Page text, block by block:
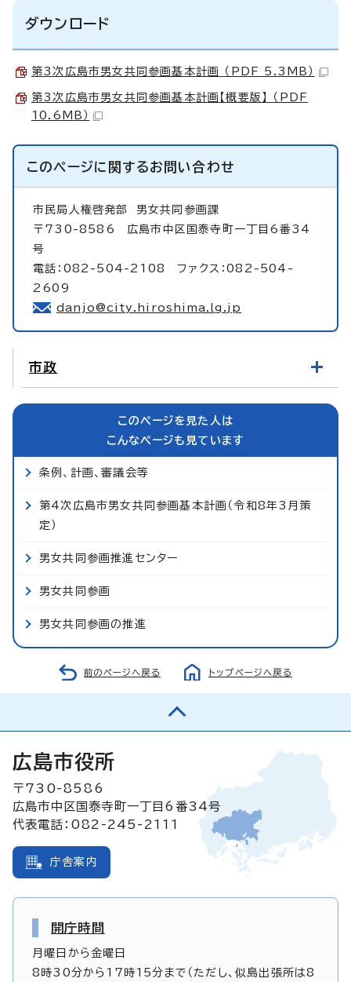
ダウンロード
第3次広島市男女共同参画基本計画 （PDF 5.3MB）
第3次広島市男女共同参画基本計画【概要版】 （PDF
10.6MB）
このページに関するお問い合わせ
市民局人権啓発部 男女共同参画課
〒730-8586 広島市中区国泰寺町一丁目6番34
号
電話：082-504-2108 ファクス：082-504-
2609
danjo@city.hiroshima.lg.jp
市政
このページを見た人は
こんなページも見ています
条例、計画、審議会等
第4次広島市男女共同参画基本計画（令和8年3月策
定）
男女共同参画推進センター
男女共同参画
男女共同参画の推進
前のページへ戻る トップページへ戻る
広島市役所
〒730-8586
広島市中区国泰寺町一丁目6番34号
代表電話：082-245-2111
庁舎案内
開庁時間
月曜日から金曜日
8時30分から17時15分まで（ただし、似島出張所は8